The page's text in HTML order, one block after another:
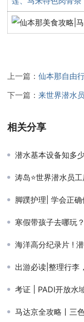
上一篇： 仙本那自由行攻略|
下一篇： 来世界潜水员工厂考
相关分享
潜水基本设备知多
涛岛⭐世界潜水员
脚蹼护理| 学会正确
寒假带孩子去哪玩？
海洋高分纪录片 !
出游必读|整理行李
考证 | PADI开放水
马达京全攻略丨三色果